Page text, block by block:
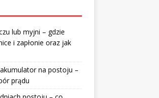
lub myjni – gdzie
i zapłonie oraz jak
na postoju –
prądu